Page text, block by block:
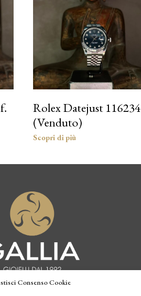
Consenso Cookie
Rolex Datejust 116234
(Venduto)